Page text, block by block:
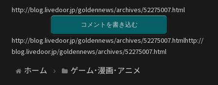
http://blog.livedoor.jp/goldennews/archives/52275007.html
コメントを書き込む
http://blog.livedoor.jp/goldennews/archives/52275007.htmlhttp://
blog.livedoor.jp/goldennews/archives/52275007.html
ホーム ゲーム･漫画･アニメ